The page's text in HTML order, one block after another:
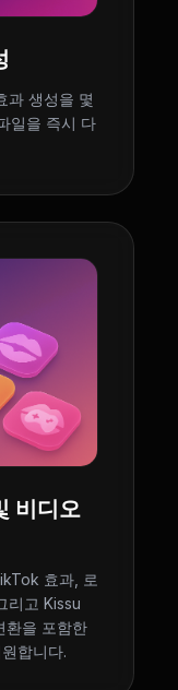
과 생성을 몇
일을 즉시 다
비디오
효과, 로
리고 Kissu
환을 포함한
합니다.